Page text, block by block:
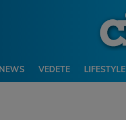
NEWS VEDETE LIFESTYLE